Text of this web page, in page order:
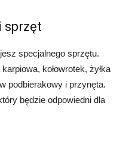
sprzęt
specjalnego sprzętu.
kołowrotek, żyłka
podbierakowy i przynęta.
będzie odpowiedni dla